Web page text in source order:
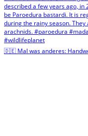
🇩🇪 Mal was anderes: